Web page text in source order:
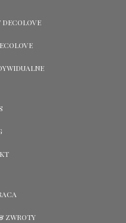
DECOLOVE
ZWROTY